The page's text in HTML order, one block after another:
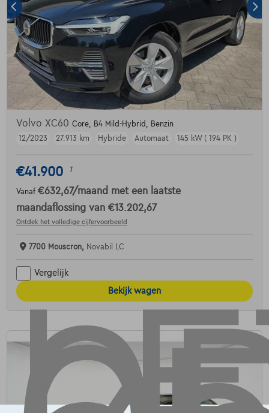
Volvo XC60 Core, B4 Mild-Hybrid, Benzin
12/2023
27.913 km Hybride Automaat 145 kW ( 194 PK )
€41.900 1
Vanaf €632,67/maand met een laatste
maandaflossing van €13.202,67
Ontdek het volledige cijfervoorbeeld
7700 Mouscron, Novabil LC
Vergelijk
Bekijk wagen